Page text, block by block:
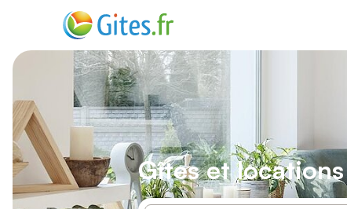
Gîtes et